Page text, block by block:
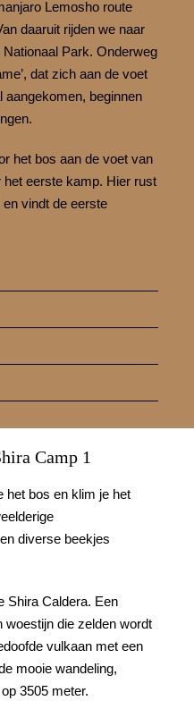
Lemosho route
daaruit rijden we naar
Park. Onderweg
dat zich aan de voet
aangekomen, beginnen
het bos aan de voet van
het eerste kamp. Hier rust
vindt de eerste
Camp 1
het bos en klim je het
diverse beekjes
Shira Caldera. Een
woestijn die zelden wordt
vulkaan met een
mooie wandeling,
3505 meter.